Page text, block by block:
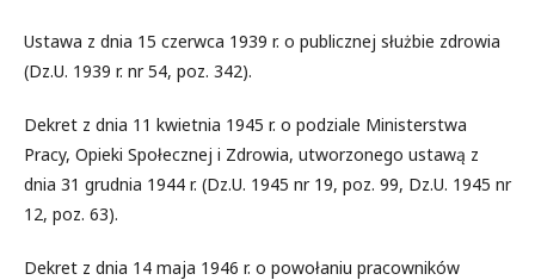
Ustawa z dnia 15 czerwca 1939 r. o publicznej służbie zdrowia
(Dz.U. 1939 r. nr 54, poz. 342).
Dekret z dnia 11 kwietnia 1945 r. o podziale Ministerstwa
Pracy, Opieki Społecznej i Zdrowia, utworzonego ustawą z
dnia 31 grudnia 1944 r. (Dz.U. 1945 nr 19, poz. 99, Dz.U. 1945 nr
12, poz. 63).
Dekret z dnia 14 maja 1946 r. o powołaniu pracowników